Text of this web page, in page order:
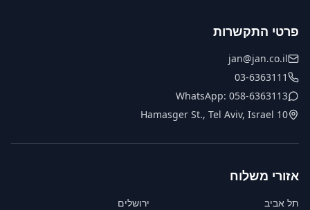
פרטי התקשרות
jan@jan.co.il
03-6363111
WhatsApp: 058-6363113
10 Hamasger St., Tel Aviv, Israel
אזורי משלוח
תל אביב
ירושלים